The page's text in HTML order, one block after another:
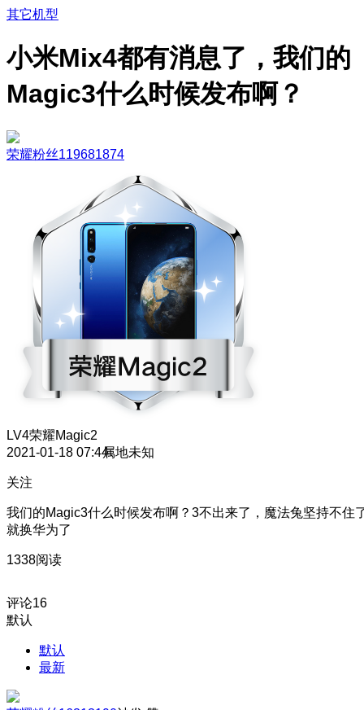
其它机型
小米Mix4都有消息了，我们的
Magic3什么时候发布啊？
荣耀粉丝119681874
LV4荣耀Magic2
2021-01-18 07:44属地未知
关注
我们的Magic3什么时候发布啊？3不出来了，魔法兔坚持不住
就换华为了
1338阅读
评论16
默认
默认
最新